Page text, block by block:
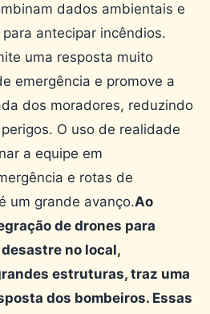
dados ambientais e
antecipar incêndios.
uma resposta muito
emergência e promove a
dos moradores, reduzindo
O uso de realidade
a equipe em
e rotas de
um grande avanço.Ao
de drones para
no local,
estruturas, traz uma
dos bombeiros. Essas